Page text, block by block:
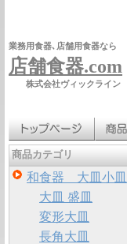
業務用食器､店舗用食器なら
店舗食器.com
株式会社ヴィックライン
商品カテゴリ
和食器 大皿小皿
大皿 盛皿
変形大皿
長角大皿